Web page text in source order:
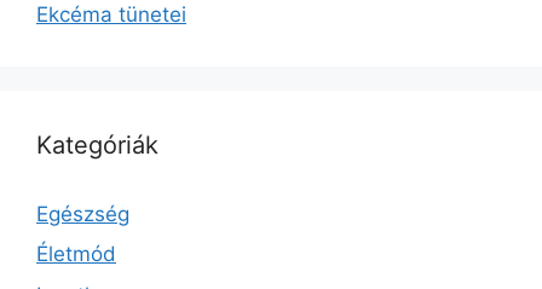
Ekcéma tünetei
Kategóriák
Egészség
Életmód